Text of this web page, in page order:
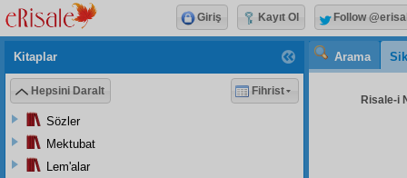
Arama
Risale-i
Kitaplar
Hepsini Daralt Fihrist
Sözler
Mektubat
Lem'alar
Giriş Kayıt Ol Follow